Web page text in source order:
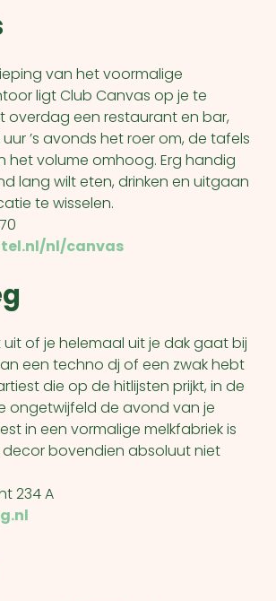
van het voormalige
ligt Club Canvas op je te
overdag een restaurant en bar,
’s avonds het roer om, de tafels
het volume omhoog. Erg handig
lang wilt eten, drinken en uitgaan
te wisselen.
nl/canvas
of je helemaal uit je dak gaat bij
een techno dj of een zwak hebt
die op de hitlijsten prijkt, in de
ongetwijfeld de avond van je
in een vormalige melkfabriek is
bovendien absoluut niet
234 A